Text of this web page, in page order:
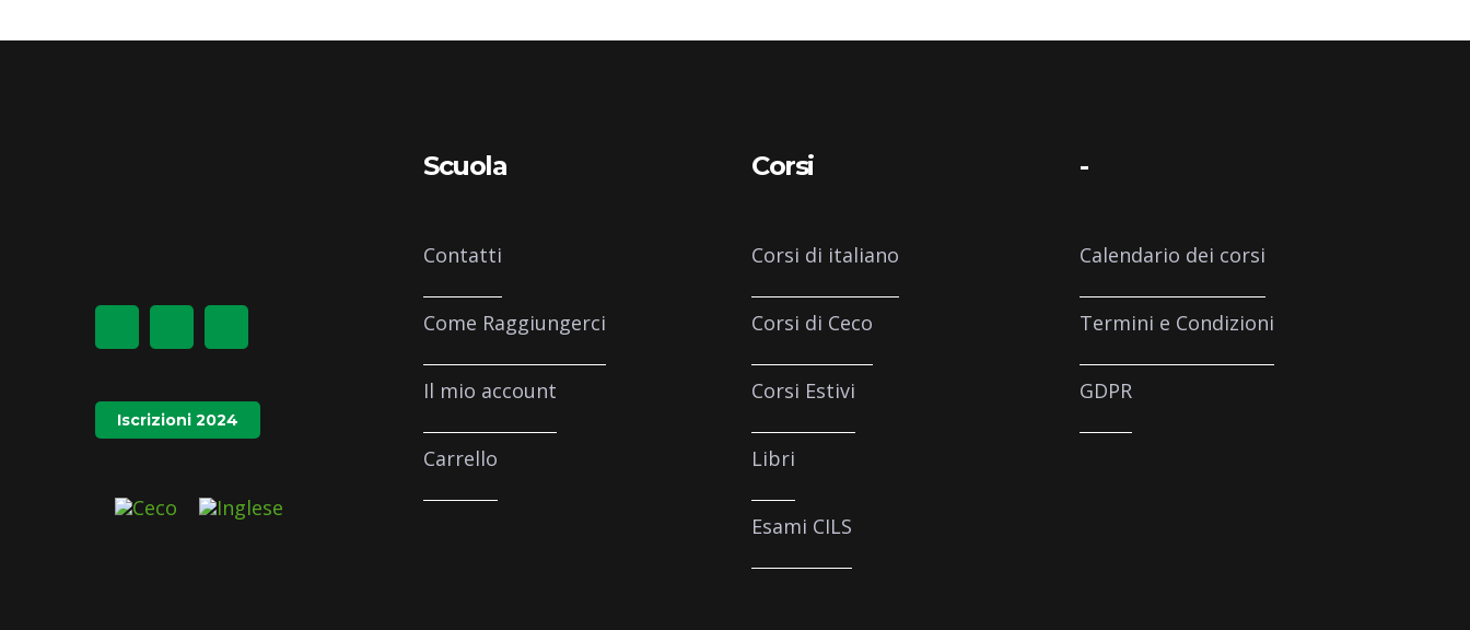
Iscrizioni 2024
Scuola
Contatti
Come Raggiungerci
Il mio account
Carrello
Corsi
Corsi di italiano
Corsi di Ceco
Corsi Estivi
Libri
Esami CILS
-
Calendario dei corsi
Termini e Condizioni
GDPR